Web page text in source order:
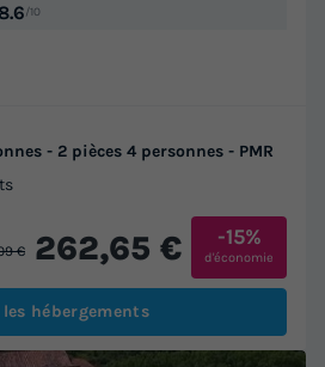
8.6/10
- 2 pièces 4 personnes - PMR
€ 262,65 € -15%
d'économie
hébergements